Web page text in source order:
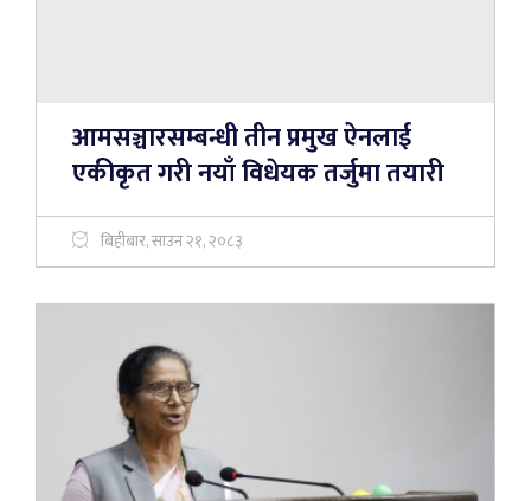
आमसञ्चारसम्बन्धी तीन प्रमुख ऐनलाई
एकीकृत गरी नयाँ विधेयक तर्जुमा तयारी
बिहीबार, साउन २१, २०८३